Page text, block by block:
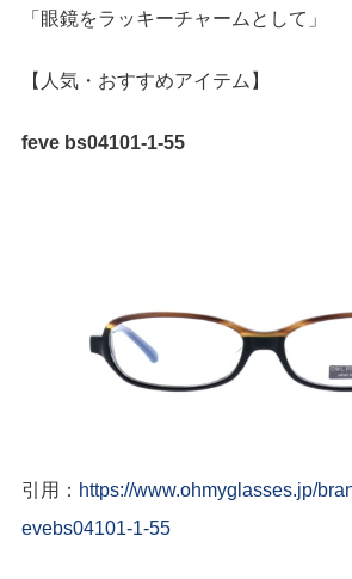
「眼鏡をラッキーチャームとして」
【人気・おすすめアイテム】
feve bs04101-1-55
引用： https://www.ohmyglasses.jp/
evebs04101-1-55